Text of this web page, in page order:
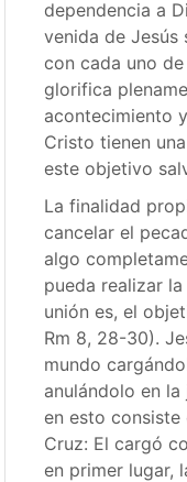
dependencia a
venida de Jesús
con cada uno
glorifica
acontecimiento
Cristo tienen
este objetivo
La finalidad
cancelar el
algo
pueda realizar
unión es, el
Rm 8, 28-30).
mundo
anulándolo en
en esto consiste
Cruz: El cargó
en primer lugar,